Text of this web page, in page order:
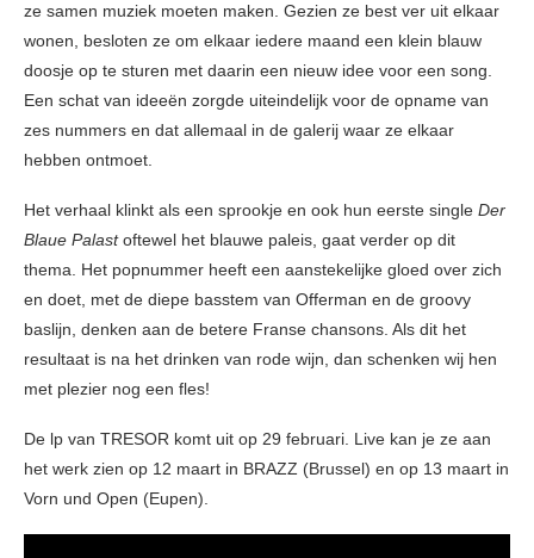
ze samen muziek moeten maken. Gezien ze best ver uit elkaar
wonen, besloten ze om elkaar iedere maand een klein blauw
doosje op te sturen met daarin een nieuw idee voor een song.
Een schat van ideeën zorgde uiteindelijk voor de opname van
zes nummers en dat allemaal in de galerij waar ze elkaar
hebben ontmoet.
Het verhaal klinkt als een sprookje en ook hun eerste single Der
Blaue Palastoftewel het blauwe paleis, gaat verder op dit
thema. Het popnummer heeft een aanstekelijke gloed over zich
en doet, met de diepe basstem van Offerman en de groovy
baslijn, denken aan de betere Franse chansons. Als dit het
resultaat is na het drinken van rode wijn, dan schenken wij hen
met plezier nog een fles!
De lp van TRESOR komt uit op 29 februari. Live kan je ze aan
het werk zien op 12 maart in BRAZZ (Brussel) en op 13 maart in
Vorn und Open (Eupen).